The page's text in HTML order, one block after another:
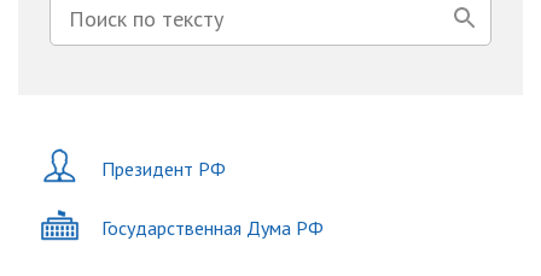
Президент РФ
Государственная Дума РФ